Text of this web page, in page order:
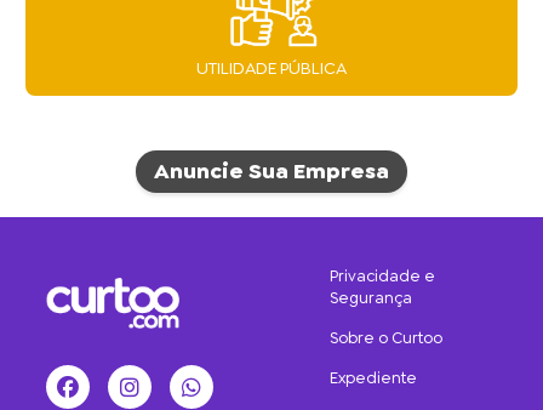
UTILIDADE PÚBLICA
Anuncie Sua Empresa
FacebookInstagramWhatsApp
Privacidade e
Segurança
Sobre o Curtoo
Expediente